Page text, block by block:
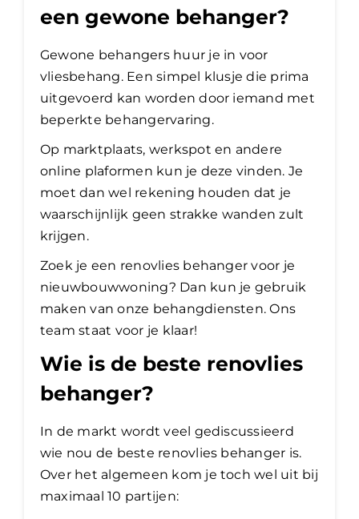
een gewone behanger?
Gewone behangers huur je in voor
vliesbehang. Een simpel klusje die prima
uitgevoerd kan worden door iemand met
beperkte behangervaring.
Op marktplaats, werkspot en andere
online plaformen kun je deze vinden. Je
moet dan wel rekening houden dat je
waarschijnlijk geen strakke wanden zult
krijgen.
Zoek je een renovlies behanger voor je
nieuwbouwwoning? Dan kun je gebruik
maken van onze behangdiensten. Ons
team staat voor je klaar!
Wie is de beste renovlies
behanger?
In de markt wordt veel gediscussieerd
wie nou de beste renovlies behanger is.
Over het algemeen kom je toch wel uit bij
maximaal 10 partijen: